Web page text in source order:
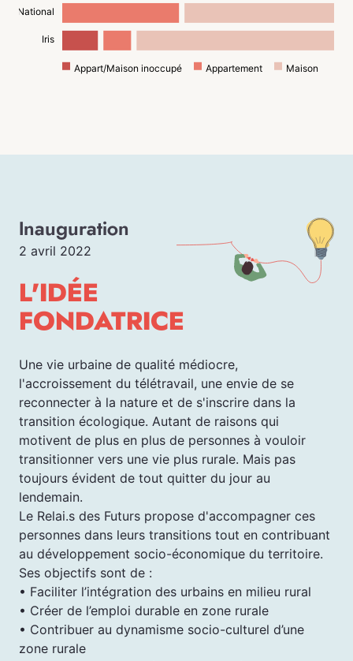
National
Iris
Appart/Maison inoccupé Appartement Maison
Inauguration
2 avril 2022
L'IDÉE
FONDATRICE
Une vie urbaine de qualité médiocre,
l'accroissement du télétravail, une envie de se
reconnecter à la nature et de s'inscrire dans la
transition écologique. Autant de raisons qui
motivent de plus en plus de personnes à vouloir
transitionner vers une vie plus rurale. Mais pas
toujours évident de tout quitter du jour au
lendemain.
Le Relai.s des Futurs propose d'accompagner ces
personnes dans leurs transitions tout en contribuant
au développement socio-économique du territoire.
Ses objectifs sont de :
• Faciliter l’intégration des urbains en milieu rural
• Créer de l’emploi durable en zone rurale
• Contribuer au dynamisme socio-culturel d’une
zone rurale